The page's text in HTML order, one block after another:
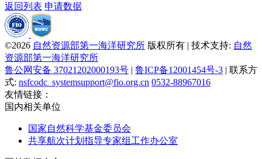
返回列表 申请数据
©2026 自然资源部第一海洋研究所 版权所有 | 技术支持: 自然
资源部第一海洋研究所
鲁公网安备 37021202000193号 | 鲁ICP备12001454号-3 | 联系方
式: nsfcodc_systemsupport@fio.org.cn 0532-88967016
友情链接：
国内相关单位
国家自然科学基金委员会
共享航次计划指导专家组工作办公室